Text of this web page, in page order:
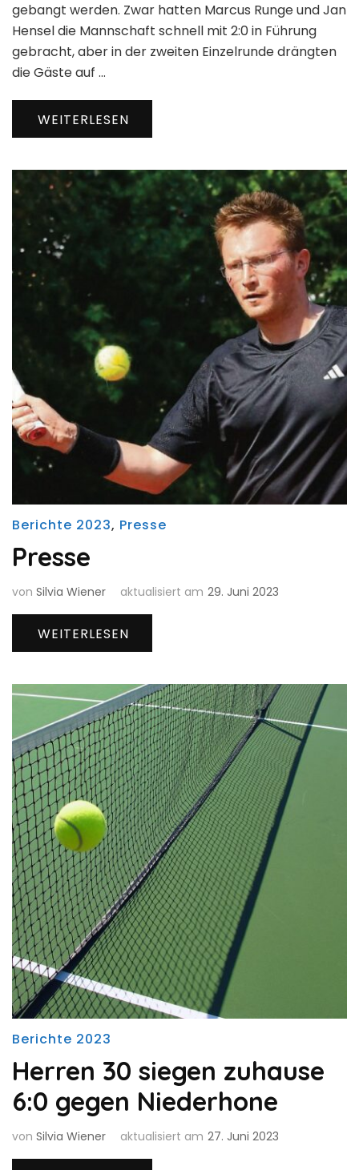
gebangt werden. Zwar hatten Marcus Runge und Jan
Hensel die Mannschaft schnell mit 2:0 in Führung
gebracht, aber in der zweiten Einzelrunde drängten
die Gäste auf …
WEITERLESEN
Berichte 2023, Presse
Presse
von Silvia Wiener aktualisiert am 29. Juni 2023
WEITERLESEN
Berichte 2023
Herren 30 siegen zuhause
6:0 gegen Niederhone
von Silvia Wiener aktualisiert am 27. Juni 2023